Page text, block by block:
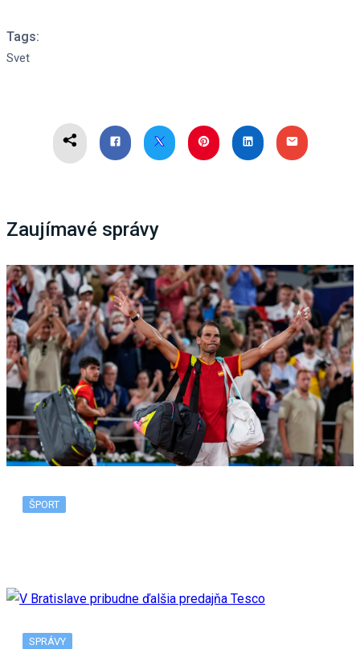
Tags:
Svet
Zaujímavé správy
ŠPORT
SPRÁVY